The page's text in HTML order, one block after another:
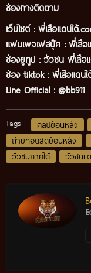
ช่องทางติดตาม
เว็บไซต์ : พี่เสือแดนใต้
แฟนเพจเฟสบุ๊ค : พี่เสือ
ช่องยูทูป : วัวชน พี่เสือ
ช่อง tiktok : พี่เสือแดนใ
Line Official : @bb911
Tags : คลิปย้อนหลัง
ถ่ายทอดสดย้อนหลัง
วัวชนภาคใต้
วัวชนแ